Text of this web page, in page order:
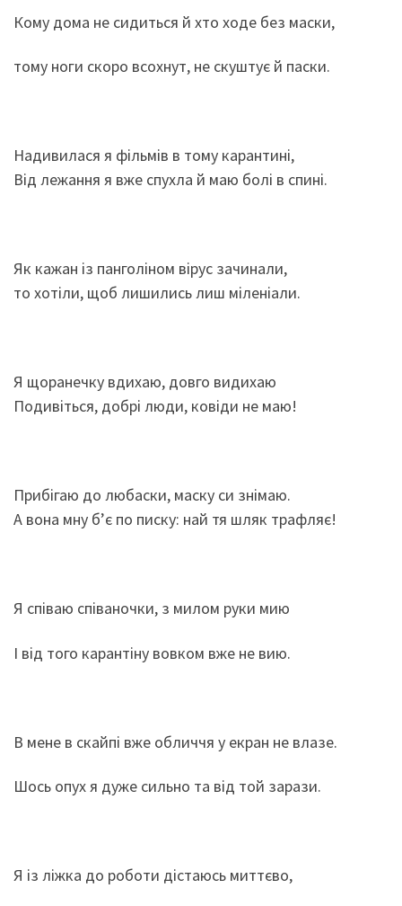
Кому дома не сидиться й хто ходе без маски,
тому ноги скоро всохнут, не скуштує й паски.
Надивилася я фільмів в тому карантині,
Від лежання я вже спухла й маю болі в спині.
Як кажан із панголіном вірус зачинали,
то хотіли, щоб лишились лиш міленіали.
Я щоранечку вдихаю, довго видихаю
Подивіться, добрі люди, ковіди не маю!
Прибігаю до любаски, маску си знімаю.
А вона мну б’є по писку: най тя шляк трафляє!
Я співаю співаночки, з милом руки мию
І від того карантіну вовком вже не вию.
В мене в скайпі вже обличчя у екран не влазе.
Шось опух я дуже сильно та від той зарази.
Я із ліжка до роботи дістаюсь миттєво,